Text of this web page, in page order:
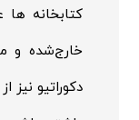
کتابخانه ها
خارج‌شده و
دکوراتیو نیز